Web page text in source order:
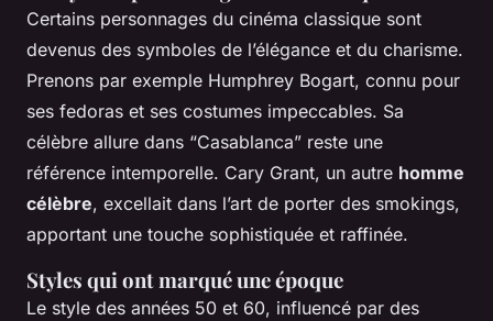
Certains personnages du cinéma classique sont
devenus des symboles de l’élégance et du charisme.
Prenons par exemple Humphrey Bogart, connu pour
ses fedoras et ses costumes impeccables. Sa
célèbre allure dans “Casablanca” reste une
référence intemporelle. Cary Grant, un autre homme
célèbre, excellait dans l’art de porter des smokings,
apportant une touche sophistiquée et raffinée.
Styles qui ont marqué une époque
Le style des années 50 et 60, influencé par des